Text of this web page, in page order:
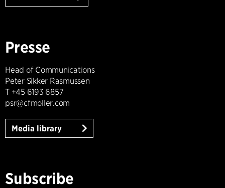
Presse
Head of Communications
Peter Sikker Rasmussen
T +45 6193 6857
psr@cfmoller.com
Media library
Subscribe